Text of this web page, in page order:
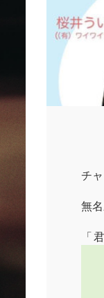
チ
無
「